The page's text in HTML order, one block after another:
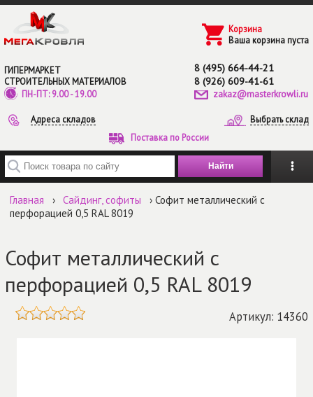
Перейти к основному содержанию
ГИПЕРМАРКЕТ
СТРОИТЕЛЬНЫХ МАТЕРИАЛОВ
ПН-ПТ: 9.00 - 19.00
8 (495) 664-44-21
8 (926) 609-41-61
zakaz@masterkrowli.ru
Адреса складов
Выбрать склад
Поставка по России
Корзина
Ваша корзина пуста
Введите ключевые слова для поиска
Главная › Сайдинг, софиты
› Софит металлический с
перфорацией 0,5 RAL 8019
Софит металлический с
перфорацией 0,5 RAL 8019
Артикул: 14360